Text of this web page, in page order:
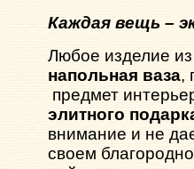
Каждая вещь –
Любое изделие из
напольная ваза,
предмет
элитного
внимание и не
своем